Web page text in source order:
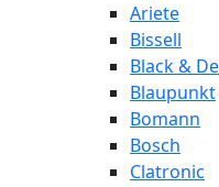
Ariete
Bissell
Black &
Blaupunkt
Bomann
Bosch
Clatronic